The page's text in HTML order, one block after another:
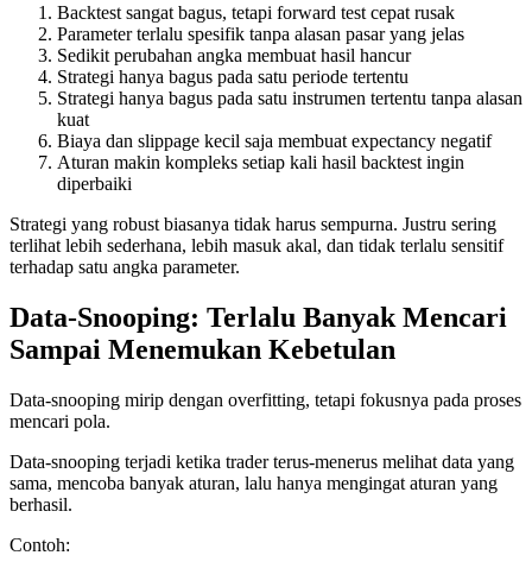
Backtest sangat bagus, tetapi forward test cepat rusak
Parameter terlalu spesifik tanpa alasan pasar yang jelas
Sedikit perubahan angka membuat hasil hancur
Strategi hanya bagus pada satu periode tertentu
Strategi hanya bagus pada satu instrumen tertentu tanpa alasan
kuat
Biaya dan slippage kecil saja membuat expectancy negatif
Aturan makin kompleks setiap kali hasil backtest ingin
diperbaiki
Strategi yang robust biasanya tidak harus sempurna. Justru sering
terlihat lebih sederhana, lebih masuk akal, dan tidak terlalu sensitif
terhadap satu angka parameter.
Data-Snooping: Terlalu Banyak Mencari
Sampai Menemukan Kebetulan
Data-snooping mirip dengan overfitting, tetapi fokusnya pada proses
mencari pola.
Data-snooping terjadi ketika trader terus-menerus melihat data yang
sama, mencoba banyak aturan, lalu hanya mengingat aturan yang
berhasil.
Contoh: